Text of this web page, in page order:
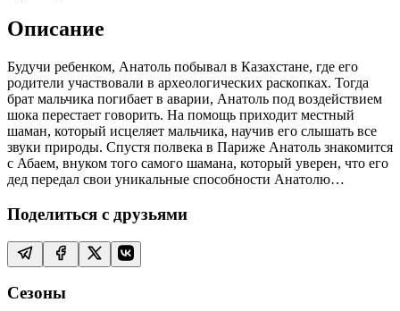
Описание
Будучи ребенком, Анатоль побывал в Казахстане, где его
родители участвовали в археологических раскопках. Тогда
брат мальчика погибает в аварии, Анатоль под воздействием
шока перестает говорить. На помощь приходит местный
шаман, который исцеляет мальчика, научив его слышать все
звуки природы. Спустя полвека в Париже Анатоль знакомится
с Абаем, внуком того самого шамана, который уверен, что его
дед передал свои уникальные способности Анатолю…
Поделиться с друзьями
Сезоны